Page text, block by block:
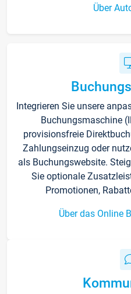
Über
Integrieren Sie unsere
Buchungsmaschine
provisionsfreie
Zahlungseinzug oder
als Buchungswebsite.
Sie optionale
Promotionen,
Über das Online